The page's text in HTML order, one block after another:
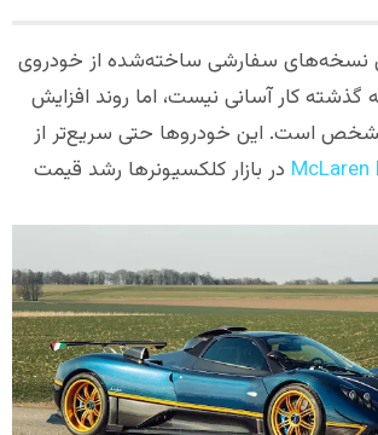
نسخه‌های سفارشی ساخته‌شده از خودروی
کار آسانی نیست، اما روند افزایش
است. این خودروها حتی سریع‌تر از
McLaren در بازار کلکسیونرها رشد قیمت